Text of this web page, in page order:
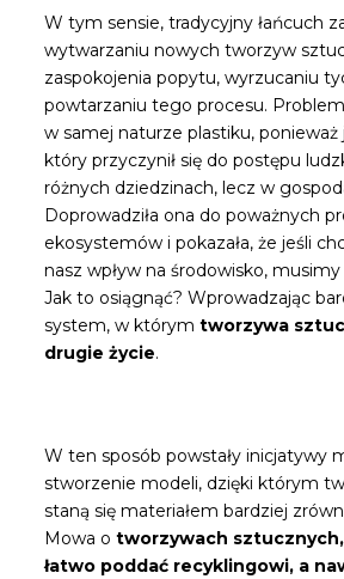
W tym sensie, tradycyjny łańcuch
wytwarzaniu nowych tworzyw
zaspokojenia popytu, wyrzucaniu
powtarzaniu tego procesu.
w samej naturze plastiku, ponieważ
który przyczynił się do postępu
różnych dziedzinach, lecz w
Doprowadziła ona do poważnych
ekosystemów i pokazała, że jeśli
nasz wpływ na środowisko,
Jak to osiągnąć? Wprowadzając
system, w którymtworzywa
drugie życie.
W ten sposób powstały inicjatywy
stworzenie modeli, dzięki którym
staną się materiałem bardziej
Mowa otworzywach
łatwo poddać recyklingowi, a